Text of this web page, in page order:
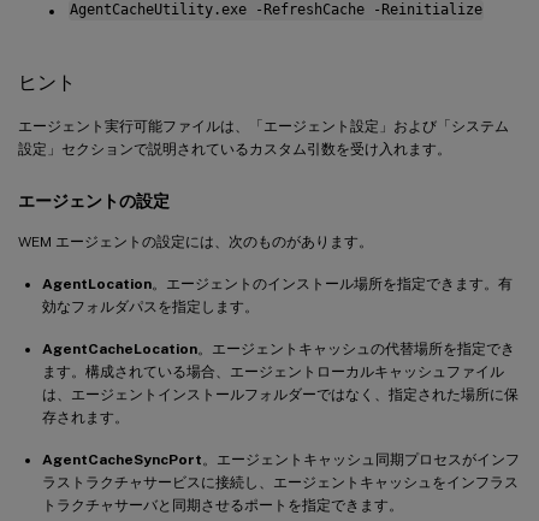
AgentCacheUtility.exe -RefreshCache -Reinitialize
ヒント
エージェント実行可能ファイルは、「エージェント設定」および「システム
設定」セクションで説明されているカスタム引数を受け入れます。
エージェントの設定
WEM エージェントの設定には、次のものがあります。
AgentLocation。エージェントのインストール場所を指定できます。有
効なフォルダパスを指定します。
AgentCacheLocation。エージェントキャッシュの代替場所を指定でき
ます。構成されている場合、エージェントローカルキャッシュファイル
は、エージェントインストールフォルダーではなく、指定された場所に保
存されます。
AgentCacheSyncPort 。エージェントキャッシュ同期プロセスがインフ
ラストラクチャサービスに接続し、エージェントキャッシュをインフラス
トラクチャサーバと同期させるポートを指定できます。